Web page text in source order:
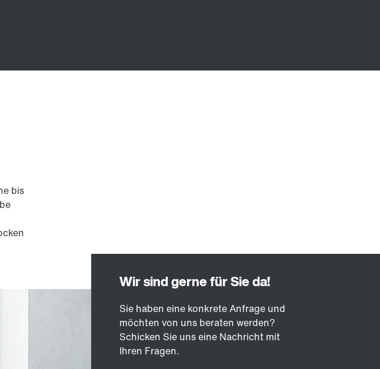
bis
Sie haben eine konkrete Anfrage und
möchten von uns beraten werden?
Schicken Sie uns eine Nachricht mit
Ihren Fragen.